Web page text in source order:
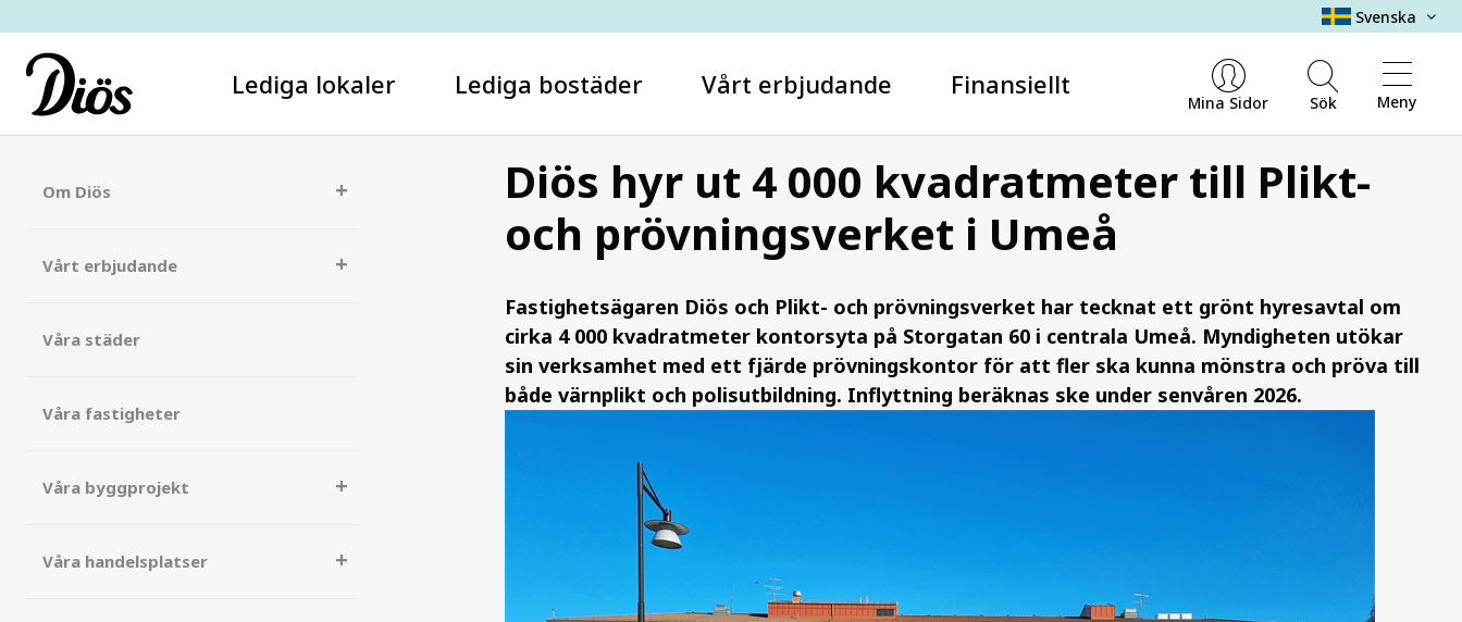
Svenska
Mina Sidor Sök Meny
Lediga lokaler Lediga bostäder Vårt erbjudande Finansiellt
Vad letar du efter?
Om Diös
Vårt erbjudande
Våra städer
Våra fastigheter
Våra byggprojekt
Våra handelsplatser
Diös hyr ut 4 000 kvadratmeter till Plikt-
och prövningsverket i Umeå
Fastighetsägaren Diös och Plikt- och prövningsverket har tecknat ett grönt hyresavtal om
cirka 4 000 kvadratmeter kontorsyta på Storgatan 60 i centrala Umeå. Myndigheten utökar
sin verksamhet med ett fjärde prövningskontor för att fler ska kunna mönstra och pröva till
både värnplikt och polisutbildning. Inflyttning beräknas ske under senvåren 2026.